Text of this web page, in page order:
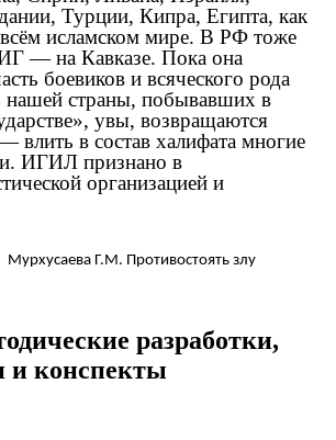
Турции, Кипра, Египта, как
исламском мире. В РФ тоже
— на Кавказе. Пока она
боевиков и всяческого рода
нашей страны, побывавших в
увы, возвращаются
в состав халифата многие
ИГИЛ признано в
организацией и
Противостоять злу
разработки,
и конспекты